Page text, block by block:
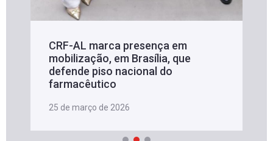
CRF-AL marca presença em
mobilização, em Brasília, que
defende piso nacional do
farmacêutico
25 de março de 2026